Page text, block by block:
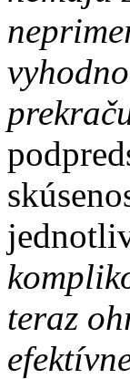
teraz